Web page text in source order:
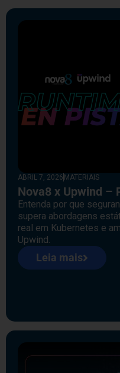
ABRIL 7, 2026 MATERIAIS
Nova8 x Upwind –
Entenda por que
supera abordagens
real em Kubernetes e
Upwind.
Leia mais